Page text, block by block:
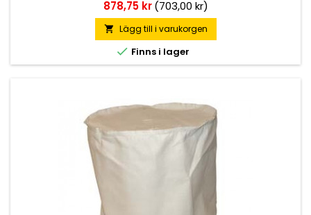
Pris
878,75 kr (703,00 kr)
 Lägg till i varukorgen
 Finns i lager